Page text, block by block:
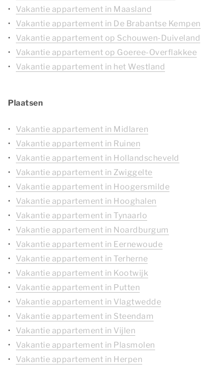
Vakantie appartement in Maasland
Vakantie appartement in De Brabantse Kempen
Vakantie appartement op Schouwen-Duiveland
Vakantie appartement op Goeree-Overflakkee
Vakantie appartement in het Westland
Plaatsen
Vakantie appartement in Midlaren
Vakantie appartement in Ruinen
Vakantie appartement in Hollandscheveld
Vakantie appartement in Zwiggelte
Vakantie appartement in Hoogersmilde
Vakantie appartement in Hooghalen
Vakantie appartement in Tynaarlo
Vakantie appartement in Noardburgum
Vakantie appartement in Eernewoude
Vakantie appartement in Terherne
Vakantie appartement in Kootwijk
Vakantie appartement in Putten
Vakantie appartement in Vlagtwedde
Vakantie appartement in Steendam
Vakantie appartement in Vijlen
Vakantie appartement in Plasmolen
Vakantie appartement in Herpen